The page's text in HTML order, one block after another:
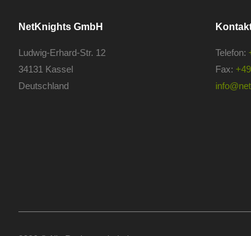
NetKnights GmbH
Ludwig-Erhard-Str. 12
34131 Kassel
Deutschland
Telefon:
Fax: